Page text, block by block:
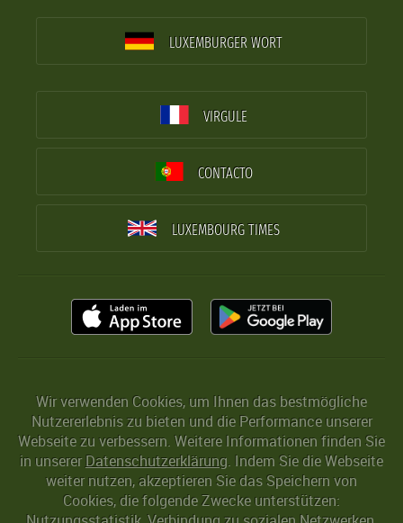
LUXEMBURGER WORT
VIRGULE
CONTACTO
LUXEMBOURG TIMES
Wir verwenden Cookies, um Ihnen das bestmögliche
Nutzererlebnis zu bieten und die Performance unserer
Webseite zu verbessern. Weitere Informationen finden Sie
in unserer Datenschutzerklärung. Indem Sie die Webseite
weiter nutzen, akzeptieren Sie das Speichern von
Cookies, die folgende Zwecke unterstützen: